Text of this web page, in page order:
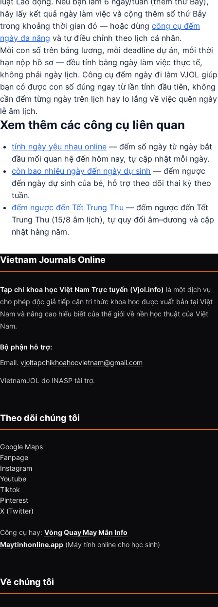
hãy lấy kết quả ngày làm việc và cộng thêm số thứ Bảy
trong khoảng thời gian đó — hoặc dùng công cụ đếm
ngày đa năng và tự điều chỉnh theo lịch cá nhân.
Mỗi con số trên bảng lương, mỗi deadline dự án, mỗi thời
hạn nộp hồ sơ — đều tính bằng ngày làm việc thực tế,
không phải ngày lịch. Công cụ đếm ngày đi làm VJOL giúp
bạn có được con số đúng ngay từ lần tính đầu tiên, không
cần đếm từng ngày trên lịch hay lo lắng về việc quên ngày
lễ âm lịch.
Xem thêm các công cụ liên quan
tính ngày yêu nhau online — đếm số ngày từ ngày bắt
đầu mối quan hệ đến hôm nay, tự cập nhật mỗi ngày.
còn bao nhiêu ngày đến ngày dự sinh — đếm ngược
đến ngày dự sinh của bé, hỗ trợ theo dõi thai kỳ theo
tuần.
đếm ngược đến Tết Trung Thu — đếm ngược đến Tết
Trung Thu (15/8 âm lịch), tự quy đổi âm–dương và cập
nhật hàng năm.
Vietnam Journals Online
Tạp chí khoa học Việt Nam Trực tuyến (Vjol.info) là một dịch vụ
cho phép độc giả tiếp cận tri thức khoa học được xuất bản tại Việt
Nam và nâng cao hiểu biết của thế giới về nền học thuật của Việt
Nam.
Bộ phận hỗ trợ:
Email. vjoltapchikhoahocvietnam@gmail.com
VietnamJOL do INASP tài trợ.
Theo dõi chúng tôi
Google Maps
Fanpage
Instagram
Youtube
Tiktok
Pinterest
X (Twitter)
Công cụ hay: Vòng Quay May Mắn Info
Maytinhonline.app (Máy tính online cho học sinh)
Về chúng tôi